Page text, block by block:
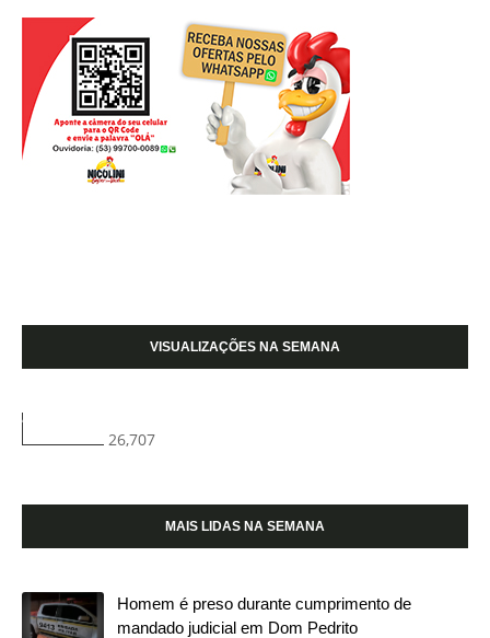
VISUALIZAÇÕES NA SEMANA
26,707
MAIS LIDAS NA SEMANA
Homem é preso durante cumprimento de
mandado judicial em Dom Pedrito